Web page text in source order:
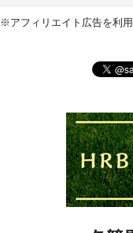
※アフィリエイト広告を利用